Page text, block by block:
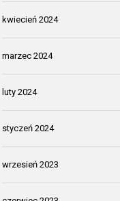
kwiecień 2024
marzec 2024
luty 2024
styczeń 2024
wrzesień 2023